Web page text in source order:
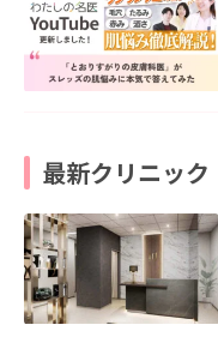
最新クリニック